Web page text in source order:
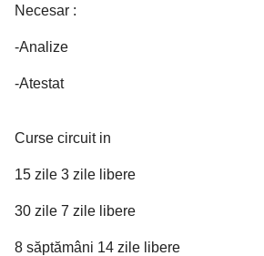
Necesar :
-Analize
-Atestat
Curse circuit in
15 zile 3 zile libere
30 zile 7 zile libere
8 săptămâni 14 zile libere